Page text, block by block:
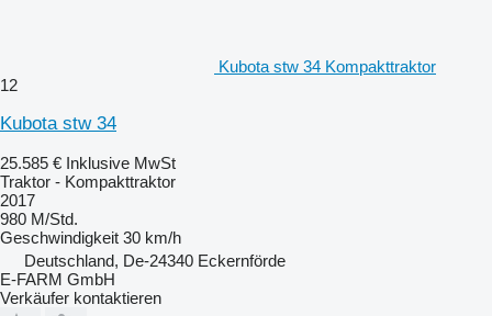
Kubota stw 34 Kompakttraktor
12
Kubota stw 34
25.585 € Inklusive MwSt
Traktor - Kompakttraktor
2017
980 M/Std.
Geschwindigkeit 30 km/h
Deutschland, De-24340 Eckernförde
E-FARM GmbH
Verkäufer kontaktieren